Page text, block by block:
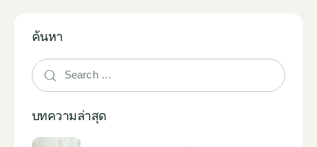
ค้นหา
บทความล่าสุด